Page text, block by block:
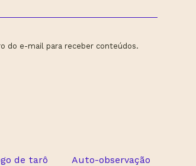
do e-mail para receber conteúdos.
de tarô Auto-observação